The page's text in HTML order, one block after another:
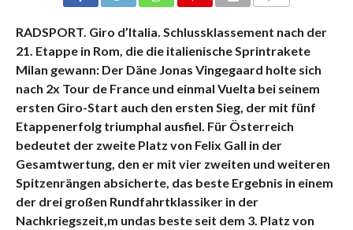
RADSPORT. Giro d’Italia. Schlussklassement nach der
21. Etappe in Rom, die die italienische Sprintrakete
Milan gewann: Der Däne Jonas Vingegaard holte sich
nach 2x Tour de France und einmal Vuelta bei seinem
ersten Giro-Start auch den ersten Sieg, der mit fünf
Etappenerfolg triumphal ausfiel. Für Österreich
bedeutet der zweite Platz von Felix Gall in der
Gesamtwertung, den er mit vier zweiten und weiteren
Spitzenrängen absicherte, das beste Ergebnis in einem
der drei großen Rundfahrtklassiker in der
Nachkriegszeit,m undas beste seit dem 3. Platz von